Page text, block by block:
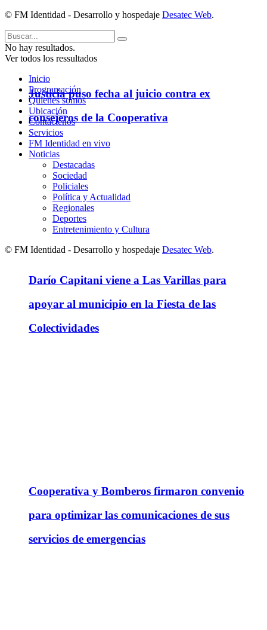
Justicia puso fecha al juicio contra ex
consejeros de la Cooperativa
Darío Capitani viene a Las Varillas para
apoyar al municipio en la Fiesta de las
Colectividades
Cooperativa y Bomberos firmaron convenio
para optimizar las comunicaciones de sus
servicios de emergencias
© FM Identidad - Desarrollo y hospedaje Desatec Web.
No hay resultados.
Ver todos los ressultados
Inicio
Programación
Quienes somos
Ubicación
Contáctenos
Servicios
FM Identidad en vivo
Noticias
Destacadas
Sociedad
Policiales
Política y Actualidad
Regionales
Deportes
Entretenimiento y Cultura
© FM Identidad - Desarrollo y hospedaje Desatec Web.